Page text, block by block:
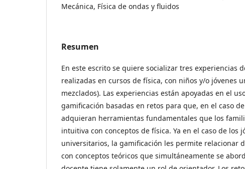
Mecánica, Física de ondas y fluidos
Resumen
En este escrito se quiere socializar tres experiencias
realizadas en cursos de física, con niños y/o jóvenes
mezclados). Las experiencias están apoyadas en el
gamificación basadas en retos para que, en el caso
adquieran herramientas fundamentales que los
intuitiva con conceptos de física. Ya en el caso de los
universitarios, la gamificación les permite relacionar
con conceptos teóricos que simultáneamente se